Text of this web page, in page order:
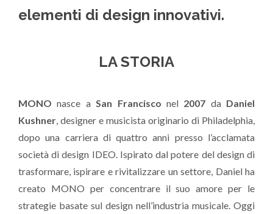
elementi di design innovativi.
LA STORIA
MONO nasce a San Francisco nel 2007 da Daniel
Kushner , designer e musicista originario di Philadelphia,
dopo una carriera di quattro anni presso l’acclamata
società di design IDEO. Ispirato dal potere del design di
trasformare, ispirare e rivitalizzare un settore, Daniel ha
creato MONO per concentrare il suo amore per le
strategie basate sul design nell’industria musicale. Oggi